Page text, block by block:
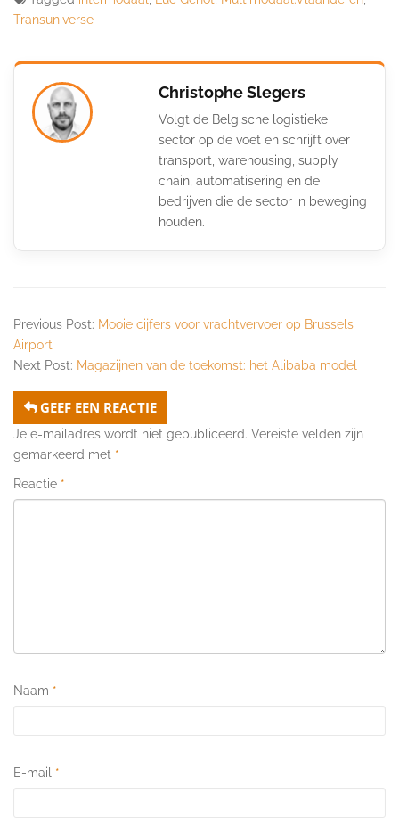
Transuniverse
Christophe Slegers
Volgt de Belgische logistieke
sector op de voet en schrijft over
transport, warehousing, supply
chain, automatisering en de
bedrijven die de sector in beweging
houden.
Previous Post: Mooie cijfers voor vrachtvervoer op Brussels
Airport
Next Post: Magazijnen van de toekomst: het Alibaba model
GEEF EEN REACTIE
Je e-mailadres wordt niet gepubliceerd. Vereiste velden zijn
gemarkeerd met *
Reactie *
Naam *
E-mail *